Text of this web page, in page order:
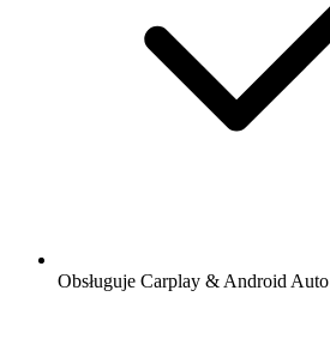
Obsługuje Carplay & Android Auto